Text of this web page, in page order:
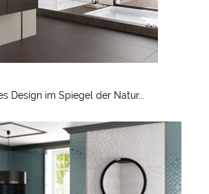
Design im Spiegel der Natur...